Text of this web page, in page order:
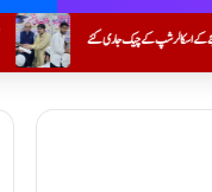
تحسین شیخ۔ مجاور کو پی ایچ ڈی کو ڈگری تفویض